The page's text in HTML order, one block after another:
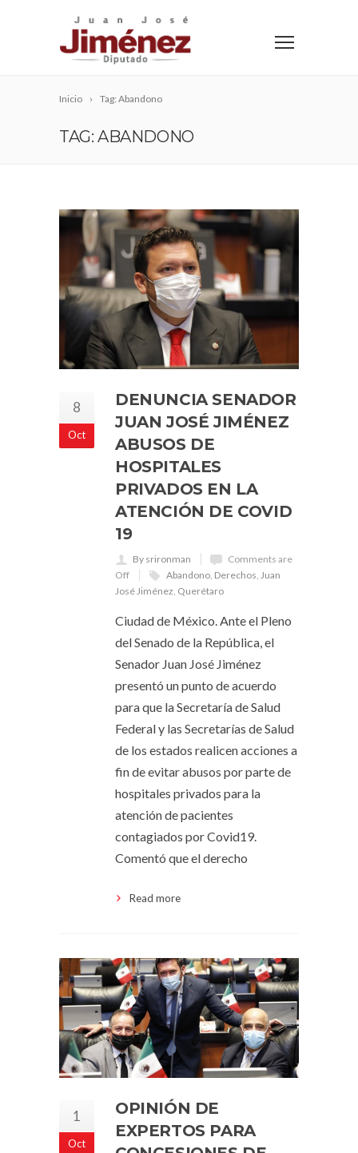
Inicio Tag: Abandono
TAG: ABANDONO
8
Oct
DENUNCIA SENADOR
JUAN JOSÉ JIMÉNEZ
ABUSOS DE
HOSPITALES
PRIVADOS EN LA
ATENCIÓN DE COVID
19
By srironman
Comments are
Off
Abandono Derechos Juan
José Jiménez Querétaro
Ciudad de México. Ante el Pleno
del Senado de la República, el
Senador Juan José Jiménez
presentó un punto de acuerdo
para que la Secretaría de Salud
Federal y las Secretarías de Salud
de los estados realicen acciones a
fin de evitar abusos por parte de
hospitales privados para la
atención de pacientes
contagiados por Covid19.
Comentó que el derecho
Read more
1
Oct
OPINIÓN DE
EXPERTOS PARA